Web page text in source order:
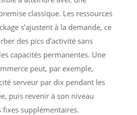
classique. Les ressources
s’ajustent à la demande, ce
des pics d’activité sans
capacités permanentes. Une
peut, par exemple,
serveur par dix pendant les
puis revenir à son niveau
supplémentaires.